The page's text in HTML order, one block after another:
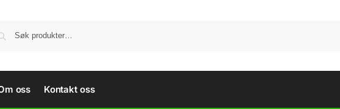
oss Kontakt oss